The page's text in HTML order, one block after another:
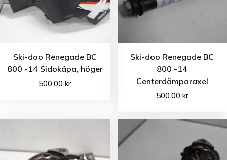
Ski-doo Renegade BC
800 -14 Sidokåpa, höger
500.00kr
Ski-doo Renegade BC
800 -14
Centerdämparaxel
500.00 kr